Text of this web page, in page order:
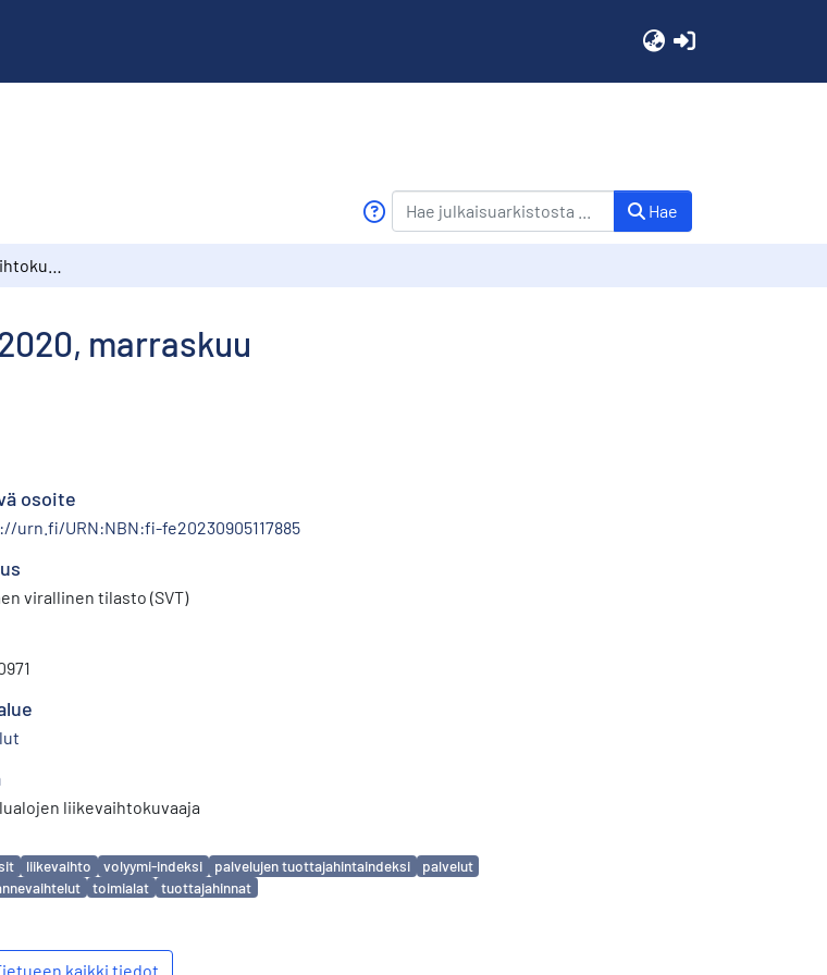
Hae
marraskuu
osoite
urn.fi/URN:NBN:fi-fe20230905117885
virallinen tilasto (SVT)
liikevaihtokuvaaja
liikevaihto volyymi-indeksi palvelujen tuottajahintaindeksi
palvelut
toimialat tuottajahinnat
kaikki tiedot